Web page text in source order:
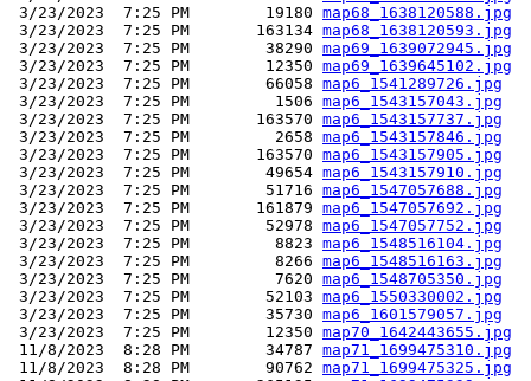
3/23/2023  7:25 PM        19180 map68_1638120588.jpg
3/23/2023  7:25 PM       163134 map68_1638120593.jpg
3/23/2023  7:25 PM        38290 map69_1639072945.jpg
3/23/2023  7:25 PM        12350 map69_1639645102.jpg
3/23/2023  7:25 PM        66058 map6_1541289726.jpg
3/23/2023  7:25 PM         1506 map6_1543157043.jpg
3/23/2023  7:25 PM       163570 map6_1543157737.jpg
3/23/2023  7:25 PM         2658 map6_1543157846.jpg
3/23/2023  7:25 PM       163570 map6_1543157905.jpg
3/23/2023  7:25 PM        49654 map6_1543157910.jpg
3/23/2023  7:25 PM        51716 map6_1547057688.jpg
3/23/2023  7:25 PM       161879 map6_1547057692.jpg
3/23/2023  7:25 PM        52978 map6_1547057752.jpg
3/23/2023  7:25 PM         8823 map6_1548516104.jpg
3/23/2023  7:25 PM         8266 map6_1548516163.jpg
3/23/2023  7:25 PM         7620 map6_1548705350.jpg
3/23/2023  7:25 PM        52103 map6_1550330002.jpg
3/23/2023  7:25 PM        35730 map6_1601579057.jpg
3/23/2023  7:25 PM        12350 map70_1642443655.jpg
11/8/2023  8:28 PM        34787 map71_1699475310.jpg
11/8/2023  8:28 PM        90762 map71_1699475325.jpg